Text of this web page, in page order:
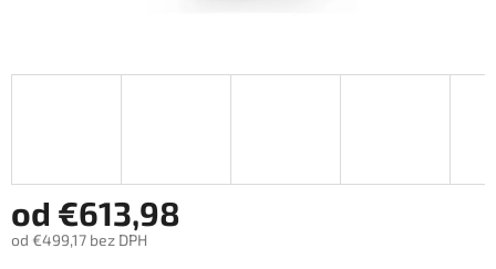
od €613,98
od €499,17 bez DPH